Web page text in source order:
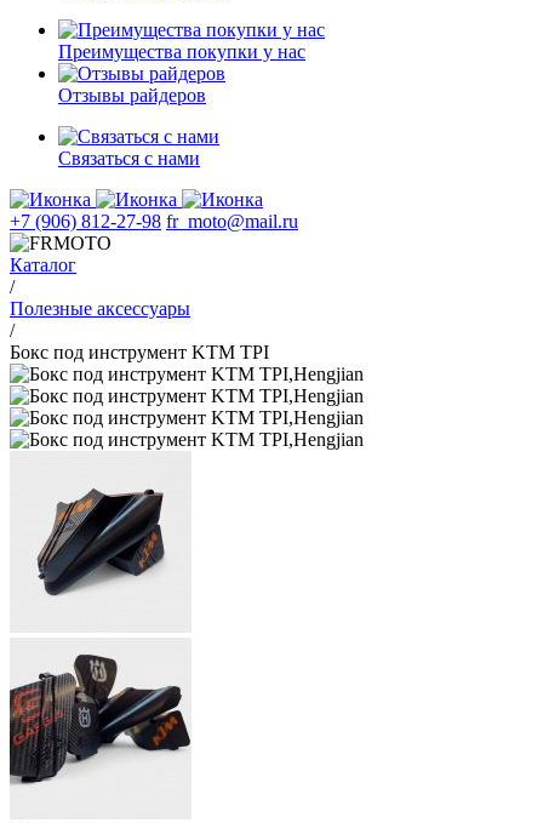
Преимущества покупки у нас
Отзывы райдеров
Связаться с нами
+7 (906) 812-27-98 fr_moto@mail.ru
Каталог
/
Полезные аксессуары
/
Бокс под инструмент KTM TPI